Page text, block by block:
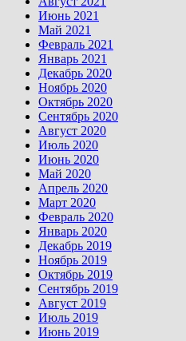
Июнь 2021
Май 2021
Февраль 2021
Январь 2021
Декабрь 2020
Ноябрь 2020
Октябрь 2020
Сентябрь 2020
Август 2020
Июль 2020
Июнь 2020
Май 2020
Апрель 2020
Март 2020
Февраль 2020
Январь 2020
Декабрь 2019
Ноябрь 2019
Октябрь 2019
Сентябрь 2019
Август 2019
Июль 2019
Июнь 2019